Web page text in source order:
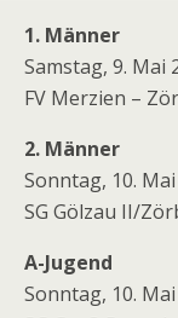
1. Männer
Samstag, 9. Mai
FV Merzien –
2. Männer
Sonntag, 10.
SG Gölzau II/
A-Jugend
Sonntag, 10.